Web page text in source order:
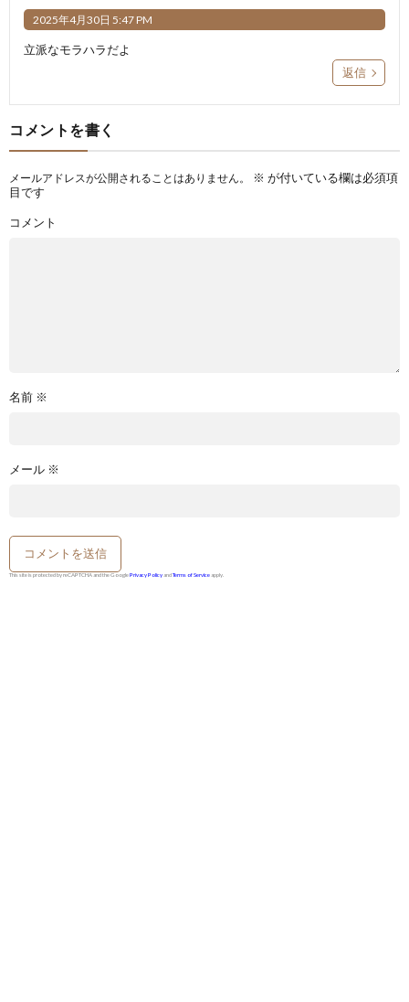
2025年4月30日 5:47 PM
立派なモラハラだよ
返信
コメントを書く
メールアドレスが公開されることはありません。 ※ が付いている欄は必須項
目です
コメント
名前 ※
メール ※
This site is protected by reCAPTCHA and the GooglePrivacy Policy andTerms of Service apply.